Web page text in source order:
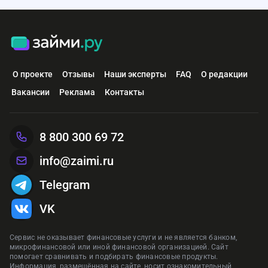
О проекте Отзывы Наши эксперты FAQ
О редакции
Вакансии
Реклама Контакты
Сервис не оказывает финансовые услуги и не является банком,
микрофинансовой или иной финансовой организацией. Сайт
помогает сравнивать и подбирать финансовые продукты.
Информация, размещённая на сайте, носит ознакомительный
8 800 300 69 72
info@zaimi.ru
Telegram
VK